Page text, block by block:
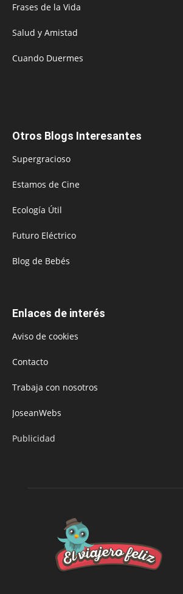
Frases de la Vida
Salud y Amistad
Cuando Duermes
Otros Blogs Interesantes
Supergracioso
Estamos de Cine
Ecología Útil
Futuro Eléctrico
Blog de Bebés
Enlaces de interés
Aviso de cookies
Contacto
Trabaja con nosotros
JoseanWebs
Publicidad